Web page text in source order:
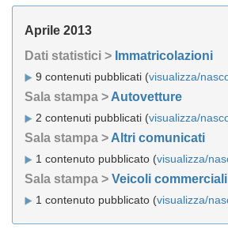
Aprile 2013
Dati statistici > Immatricolazioni
9 contenuti pubblicati (visualizza/
Sala stampa > Autovetture
2 contenuti pubblicati (visualizza/
Sala stampa > Altri comunicati
1 contenuto pubblicato (visualizza/
Sala stampa > Veicoli
1 contenuto pubblicato (visualizza/